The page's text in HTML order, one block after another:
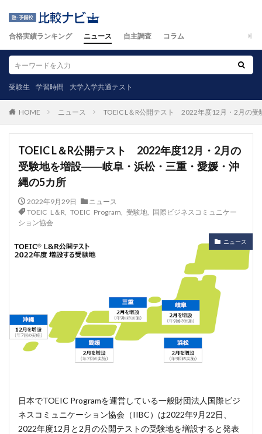
合格実績ランキング ニュース 自主調査 コラム
受験生 学習時間 大学入学共通テスト
HOME ニュース TOEIC L＆R公開テスト 2022年度12月・2月の
TOEIC L＆R公開テスト 2022年度12月・2月の
受験地を増設――岐阜・浜松・三重・愛媛・沖
縄の5カ所
2022年9月29日
ニュース
TOEIC L＆R
TOEIC Program 受験地
国際ビジネスコミュニケー
ション協会
ニュース
日本でTOEIC Programを運営している一般財団法人国際ビジ
ネスコミュニケーション協会（IIBC）は2022年9月22日、
2022年度12月と2月の公開テストの受験地を増設すると発表